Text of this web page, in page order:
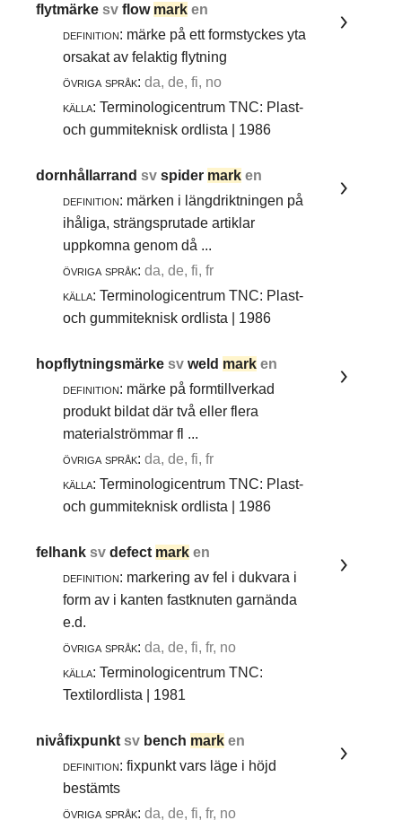
flytmärkesvflow mark en
definition: märke på ett formstyckes yta
orsakat av felaktig flytning
övriga språk: da, de, fi, no
källa: Terminologicentrum TNC: Plast-
och gummiteknisk ordlista | 1986
dornhållarrandsvspider mark en
definition: märken i längdriktningen på
ihåliga, strängsprutade artiklar
uppkomna genom då ...
övriga språk: da, de, fi, fr
källa: Terminologicentrum TNC: Plast-
och gummiteknisk ordlista | 1986
hopflytningsmärkesvweld mark en
definition: märke på formtillverkad
produkt bildat där två eller flera
materialströmmar fl ...
övriga språk: da, de, fi, fr
källa: Terminologicentrum TNC: Plast-
och gummiteknisk ordlista | 1986
felhanksvdefect mark en
definition: markering av fel i dukvara i
form av i kanten fastknuten garnända
e.d.
övriga språk: da, de, fi, fr, no
källa: Terminologicentrum TNC:
Textilordlista | 1981
nivåfixpunktsv bench mark en
definition: fixpunkt vars läge i höjd
bestämts
övriga språk: da, de, fi, fr, no